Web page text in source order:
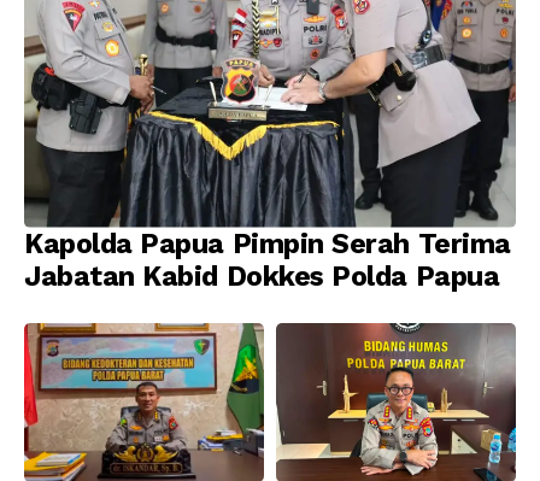
Kapolda Papua Pimpin Serah Terima
Jabatan Kabid Dokkes Polda Papua